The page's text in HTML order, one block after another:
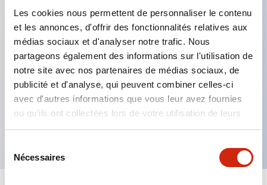
Les cookies nous permettent de personnaliser le contenu
et les annonces, d'offrir des fonctionnalités relatives aux
médias sociaux et d'analyser notre trafic. Nous
partageons également des informations sur l'utilisation de
notre site avec nos partenaires de médias sociaux, de
publicité et d'analyse, qui peuvent combiner celles-ci
avec d'autres informations que vous leur avez fournies
ou qu'ils ont collectées lors de votre utilisation de leurs
services.
Nécessaires
Caractéristiques clés
Grande variété de fonctions de temporisation
LEDs indiquant l’état de l’alimentation et de la
sortie
Montable dans des socles ou des panneaux